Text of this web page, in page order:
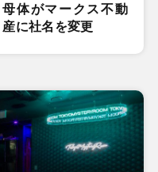
母体がマークス不動
産に社名を変更